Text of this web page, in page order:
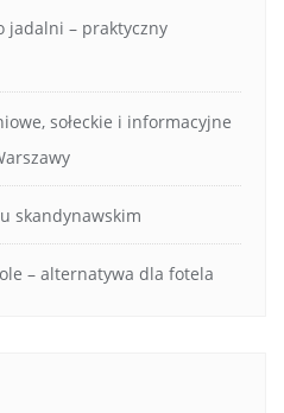
jadalni – praktyczny
sołeckie i informacyjne
skandynawskim
– alternatywa dla fotela